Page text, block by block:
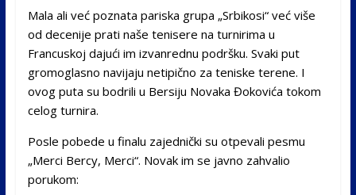
Mala ali već poznata pariska grupa „Srbikosi“ već više
od decenije prati naše tenisere na turnirima u
Francuskoj dajući im izvanrednu podršku. Svaki put
gromoglasno navijaju netipično za teniske terene. I
ovog puta su bodrili u Bersiju Novaka Đokovića tokom
celog turnira.
Posle pobede u finalu zajednički su otpevali pesmu
„Merci Bercy, Merci“. Novak im se javno zahvalio
porukom: